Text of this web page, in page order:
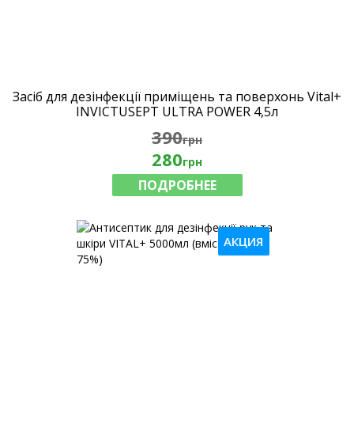
Засіб для дезінфекції приміщень та поверхонь Vital+
INVICTUSEPT ULTRA POWER 4,5л
390грн
280грн
ПОДРОБНЕЕ
АКЦИЯ